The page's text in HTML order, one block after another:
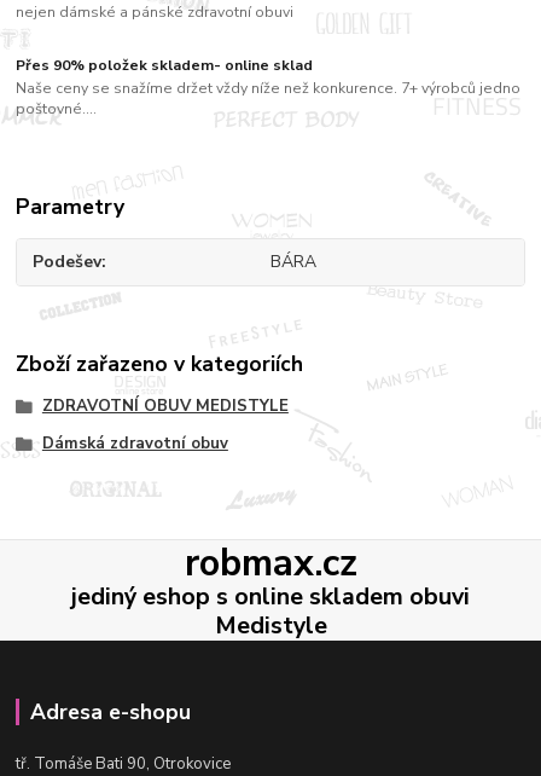
nejen dámské a pánské zdravotní obuvi
Přes 90% položek skladem- online sklad
Naše ceny se snažíme držet vždy níže než konkurence. 7+ výrobců jedno
poštovné....
Parametry
Podešev BÁRA
Zboží zařazeno v kategoriích
ZDRAVOTNÍ OBUV MEDISTYLE
Dámská zdravotní obuv
robmax.cz
jediný eshop s online skladem obuvi
Medistyle
Adresa e-shopu
tř. Tomáše Bati 90, Otrokovice